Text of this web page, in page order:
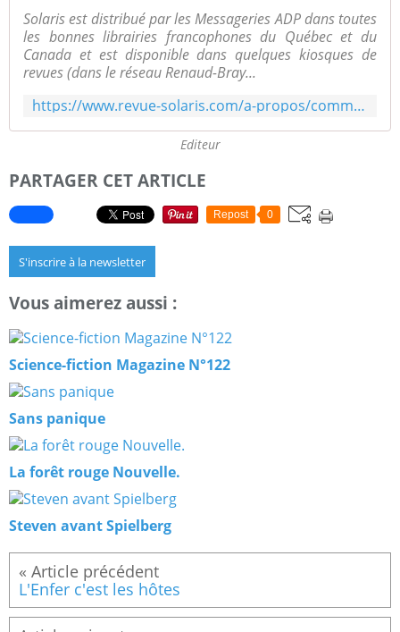
Solaris est distribué par les Messageries ADP dans toutes
les bonnes librairies francophones du Québec et du
Canada et est disponible dans quelques kiosques de
revues (dans le réseau Renaud-Bray...
https://www.revue-solaris.com/a-propos/comment-sabonner/
Editeur
PARTAGER CET ARTICLE
Repost 0
S'inscrire à la newsletter
Vous aimerez aussi :
Science-fiction Magazine N°122
Sans panique
La forêt rouge Nouvelle.
Steven avant Spielberg
L'Enfer c'est les hôtes